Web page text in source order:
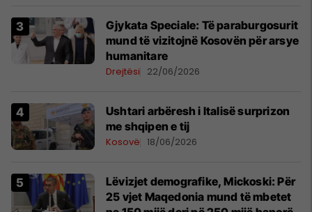
​Gjykata Speciale: Të paraburgosurit
mund të vizitojnë Kosovën për arsye
humanitare
Drejtësi 22/06/2026
Ushtari arbëresh i Italisë surprizon
me shqipen e tij
Kosovë 18/06/2026
Lëvizjet demografike, Mickoski: Për
25 vjet Maqedonia mund të mbetet